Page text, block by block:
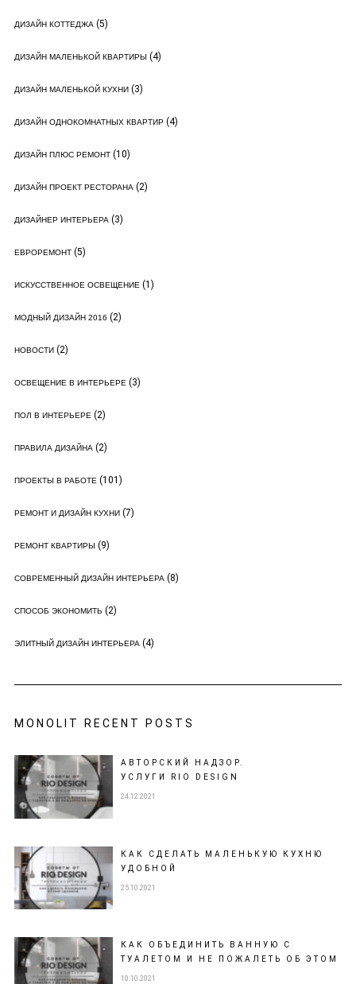
ДИЗАЙН КОТТЕДЖА(5)
ДИЗАЙН МАЛЕНЬКОЙ КВАРТИРЫ (4)
ДИЗАЙН МАЛЕНЬКОЙ КУХНИ(3)
ДИЗАЙН ОДНОКОМНАТНЫХ КВАРТИР(4)
ДИЗАЙН ПЛЮС РЕМОНТ(10)
ДИЗАЙН ПРОЕКТ РЕСТОРАНА(2)
ДИЗАЙНЕР ИНТЕРЬЕРА(3)
ЕВРОРЕМОНТ(5)
ИСКУССТВЕННОЕ ОСВЕЩЕНИЕ(1)
МОДНЫЙ ДИЗАЙН 2016 (2)
НОВОСТИ(2)
ОСВЕЩЕНИЕ В ИНТЕРЬЕРЕ(3)
ПОЛ В ИНТЕРЬЕРЕ(2)
ПРАВИЛА ДИЗАЙНА(2)
ПРОЕКТЫ В РАБОТЕ(101)
РЕМОНТ И ДИЗАЙН КУХНИ(7)
РЕМОНТ КВАРТИРЫ (9)
СОВРЕМЕННЫЙ ДИЗАЙН ИНТЕРЬЕРА(8)
СПОСОБ ЭКОНОМИТЬ (2)
ЭЛИТНЫЙ ДИЗАЙН ИНТЕРЬЕРА(4)
MONOLIT RECENT POSTS
АВТОРСКИЙ НАДЗОР.
УСЛУГИ RIO DESIGN
24.12.2021
КАК СДЕЛАТЬ МАЛЕНЬКУЮ КУХНЮ
УДОБНОЙ
25.10.2021
КАК ОБЪЕДИНИТЬ ВАННУЮ С
ТУАЛЕТОМ И НЕ ПОЖАЛЕТЬ ОБ ЭТОМ
10.10.2021